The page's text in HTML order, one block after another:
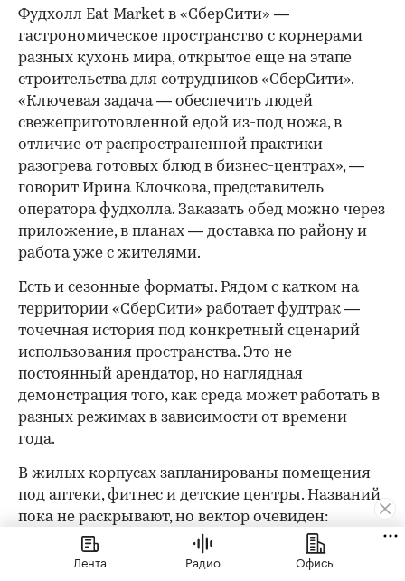
Фудхолл Eat Market в «СберСити» —
гастрономическое пространство с корнерами
разных кухонь мира, открытое еще на этапе
строительства для сотрудников «СберСити».
«Ключевая задача — обеспечить людей
свежеприготовленной едой из-под ножа, в
отличие от распространенной практики
разогрева готовых блюд в бизнес-центрах», —
говорит Ирина Клочкова, представитель
оператора фудхолла. Заказать обед можно через
приложение, в планах — доставка по району и
работа уже с жителями.
Есть и сезонные форматы. Рядом с катком на
территории «СберСити» работает фудтрак —
точечная история под конкретный сценарий
использования пространства. Это не
постоянный арендатор, но наглядная
демонстрация того, как среда может работать в
разных режимах в зависимости от времени
года.
В жилых корпусах запланированы помещения
под аптеки, фитнес и детские центры. Названий
пока не раскрывают, но вектор очевиден:
сделать жизнь внутри района по-настоящему
автономной.
Лента Радио Офисы